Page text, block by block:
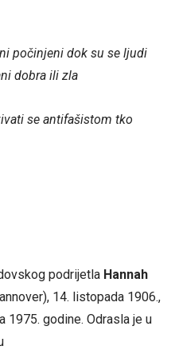
počinjeni dok su se ljudi
dobra ili zla
se antifašistom tko
podrijetla Hannah
14. listopada 1906.,
1975. godine. Odrasla je u